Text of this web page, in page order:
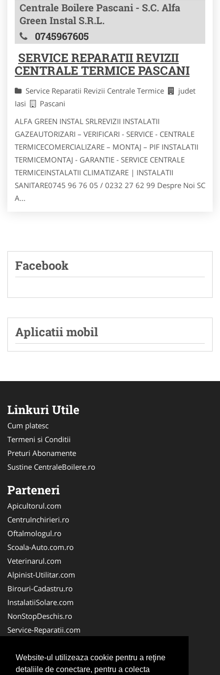
Website-ul utilizeaza cookie pentru a reţine
detaliile de conectare, pentru a colecta
Centrale Boilere Pascani - S.C. Alfa
Green Instal S.R.L.
0745967605
SERVICE REPARATII REVIZII
CENTRALE TERMICE PASCANI
Service Reparatii Revizii Centrale Termice
judet
Iasi
Pascani
ALFA GREEN INSTAL SRLREVIZII INSTALATII
GAZEAUTORIZARI – VERIFICARI - SERVICE - CENTRALE
TERMICECOMERCIALIZARE – MONTAJ – PIF INSTALATII
TERMICEMONTAJ - GARANTIE - SERVICE CENTRALE
TERMICEINSTALATII CLIMATIZARE | INSTALATII
SANITARE0745 96 76 05 / 0232 27 62 99 Despre Noi SC
A...
Facebook
Aplicatii mobil
Linkuri Utile
Cum platesc
Termeni si Conditii
Preturi Abonamente
Sustine CentraleBoilere.ro
Parteneri
Apicultorul.com
CentruInchirieri.ro
Oftalmologul.ro
Scoala-Auto.com.ro
Veterinarul.com
Alpinist-Utilitar.com
Birouri-Cadastru.ro
InstalatiiSolare.com
NonStopDeschis.ro
Service-Reparatii.com
CuratareHota.com
FirmeTractariAuto.ro